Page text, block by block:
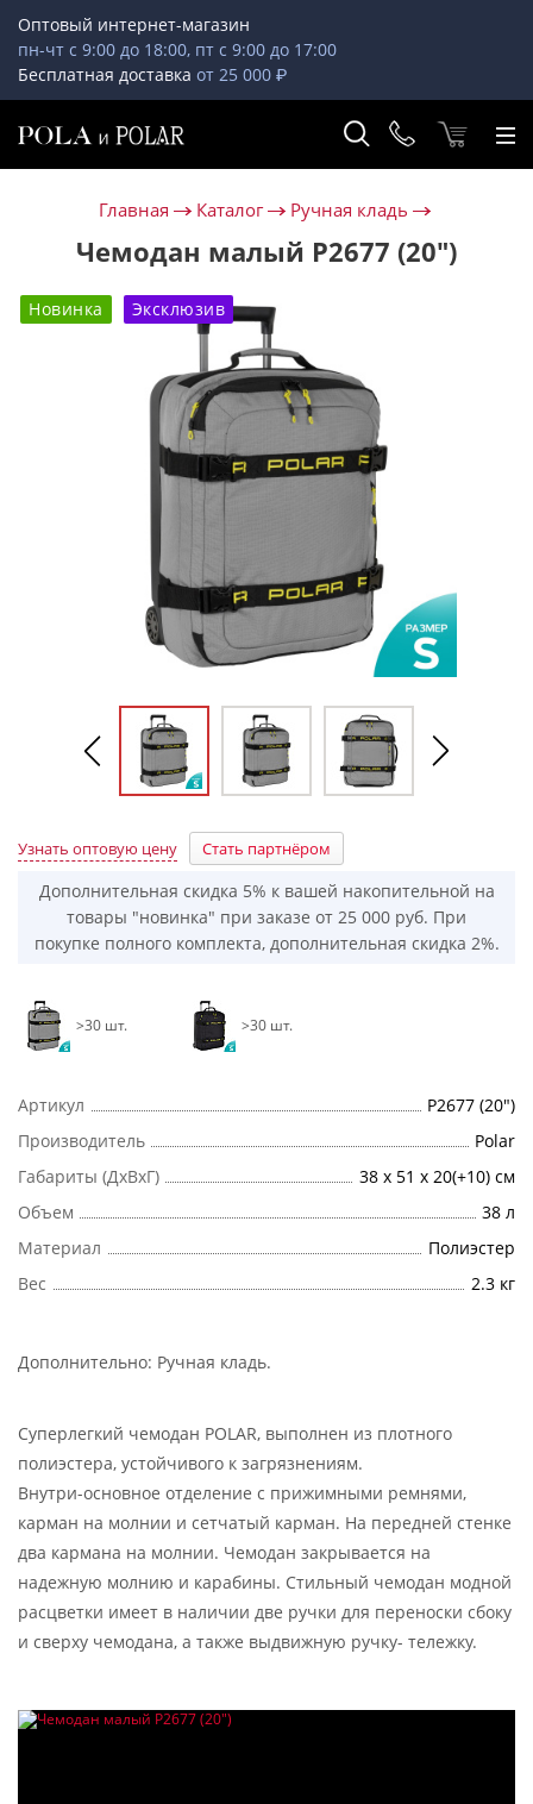
Оптовый интернет-магазин
пн-чт с 9:00 до 18:00, пт с 9:00 до 17:00
Бесплатная доставка от 25 000 ₽
Главная Каталог Ручная кладь
Чемодан малый Р2677 (20")
Новинка Эксклюзив
Узнать оптовую цену Стать партнёром
Дополнительная скидка 5% к вашей накопительной на
товары "новинка" при заказе от 25 000 руб. При
покупке полного комплекта, дополнительная скидка 2%.
>30 шт. >30 шт.
Артикул
Р2677 (20")
Производитель
Polar
Габариты (ДхВхГ)
38 х 51 х 20(+10) см
Объем
38 л
Материал
Полиэстер
Вес
2.3 кг
Дополнительно: Ручная кладь.
Суперлегкий чемодан POLAR, выполнен из плотного
полиэстера, устойчивого к загрязнениям.
Внутри-основное отделение с прижимными ремнями,
карман на молнии и сетчатый карман. На передней стенке
два кармана на молнии. Чемодан закрывается на
надежную молнию и карабины. Стильный чемодан модной
расцветки имеет в наличии две ручки для переноски сбоку
и сверху чемодана, а также выдвижную ручку- тележку.